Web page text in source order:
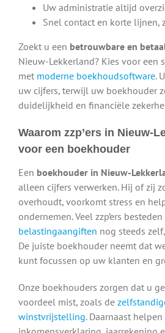
Uw administratie altijd
Snel contact en korte lijnen,
Zoekt u een betrouwbare en
Nieuw-Lekkerland? Kies voor een
met moderne boekhoudsoftware.
uw cijfers, terwijl uw boekhouder
duidelijkheid en financiële
Waarom zzp’ers in Nieuw-
voor een boekhouder
Een boekhouder in Nieuw-
alleen cijfers verwerken. Hij of zij
overhoudt, voorkomt stress en
ondernemen. Veel zzp’ers
belastingaangiften nog steeds
De juiste boekhouder neemt dat
kunt focussen op uw klanten en
Onze boekhouders zorgen dat u
voordeel mist, zoals de
winstvrijstelling. Daarnaast